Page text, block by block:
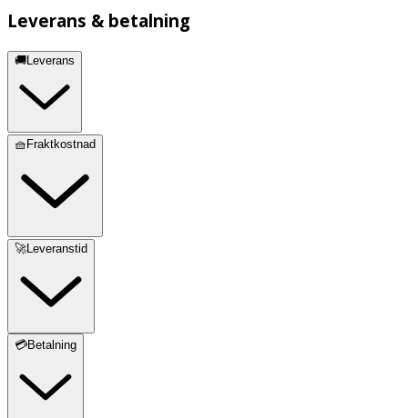
Leverans & betalning
🚚Leverans
🧺Fraktkostnad
🚀Leveranstid
💳Betalning